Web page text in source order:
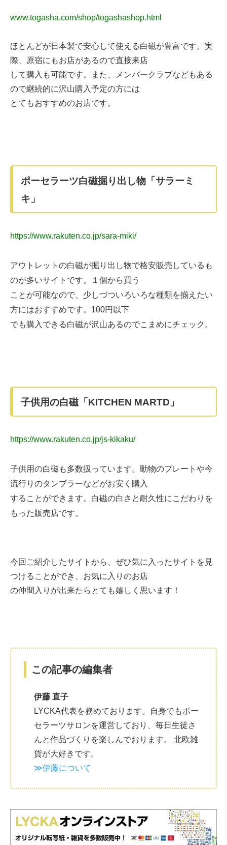
www.togasha.com/shop/togashashop.html
ほとんどが日本製で安心して使える白磁が豊富です。実
際、原宿にもお店があるので直接来店
して購入も可能です。また、メンバークラブなどもある
ので継続的に沢山購入予定の方には
とてもおすすめのお店です。
ポーセラーツ白磁掘り出し物「サラーミ
キ」
https://www.rakuten.co.jp/sara-miki/
アウトレットの白磁が掘り出し物で格安販売しているも
のが多いサイトです。１個から買う
ことが可能なので、少しづついろいろな種類を揃えたい
方にはおすすめです。100円以下
でも購入できる白磁が沢山あるのでこまめにチェック。
子供用の白磁「KITCHEN MARTD」
https://www.rakuten.co.jp/js-kikaku/
子供用の白磁も多数扱っています。動物のプレートや今
流行りのタンブラーなどがお安く購入
する ことができます。白磁の白さと耐久性にこだわりを
もった販売店です。
今回ご紹介したサイトから、ぜひ気に入ったサイトを見
つけることができ、お気に入りのお店
の仲間入りが出来たらとても嬉しく思います！
この記事の編集者
伊藤 直子
LYCKA代表を務めております。自身でもポー
セラーツサロンを運営しており、毎日生徒さ
んと作品づくりを楽しんでおります。 北欧雑
貨が大好きです。
≫伊藤について